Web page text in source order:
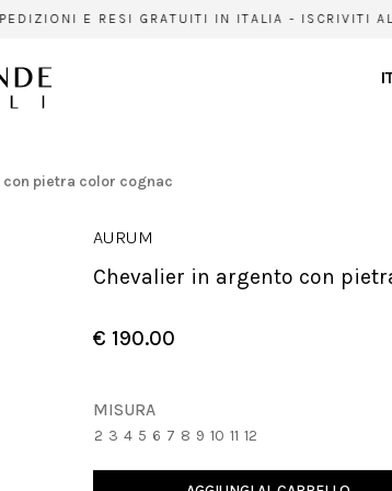
E RESI GRATUITI IN ITALIA - ISCRIVITI
pietra color cognac
AURUM
Chevalier in argento con
€ 190.00
MISURA
2 3 4 5 6 7 8 9 10 11 12